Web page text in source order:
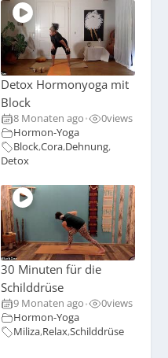
Detox Hormonyoga mit
Block
8 Monaten ago • 0views
Hormon-Yoga
Block,Cora,Dehnung,
Detox
30 Minuten für die
Schilddrüse
9 Monaten ago • 0views
Hormon-Yoga
Miliza,Relax,Schilddrüse